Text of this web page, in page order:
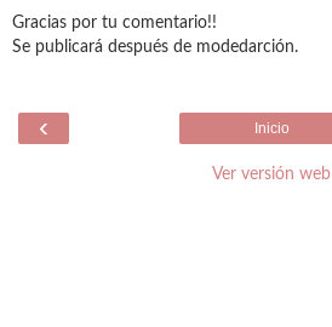
Gracias por tu comentario!!
Se publicará después de modedarción.
‹ Inicio
Ver versión web